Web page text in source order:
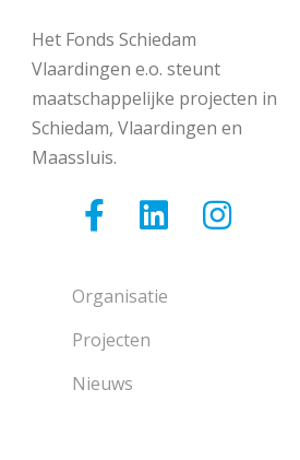
Het Fonds Schiedam
Vlaardingen e.o. steunt
maatschappelijke projecten in
Schiedam, Vlaardingen en
Maassluis.
Organisatie
Projecten
Nieuws